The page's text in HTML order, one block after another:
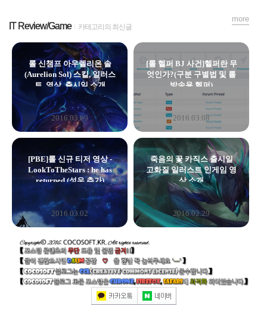
IT Review/Game 카테고리의 최신글
롤 신챔프 아우렐리온 솔
(Aurelion Sol) 스킬, 일러스
트, 영상, 출시일 소개
2016.03.09
[롤 헬퍼 BJ 사건]헬퍼란 무
엇인가?(구분 구별법 및 롤
방송용 헬퍼)
2016.03.08
[PBE]롤 신규 티저 영상 -
LookToTheStars : he has
returned (성우 추가)
2016.03.02
죽음의 꽃 카직스 출시일
고화질 일러스트 인게임 영
상 소개
2016.02.29
more